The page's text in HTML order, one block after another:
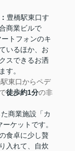
豊橋駅東口す
商業ビルで
トフォンのキ
いるほか、お
スできるお洒
す。
東口からペデ
徒歩約1分の非
商業施設「カ
ケットです。
食卓に少し贅
入れて、自炊